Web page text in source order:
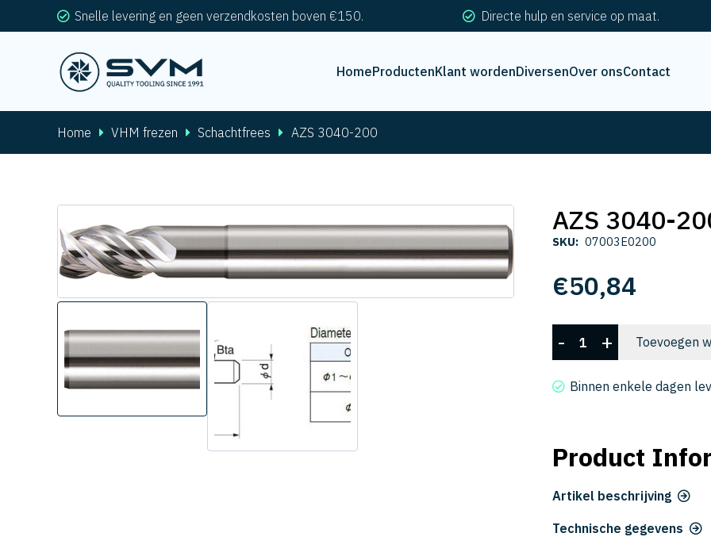
Snelle levering en geen verzendkosten boven €150. Directe hulp en service op maat.
HomeProductenKlant wordenDiversenOver onsContact
Home VHM frezen Schachtfrees AZS 3040-200
AZS 3040-
SKU: 07003E0200
€50,84
3040-
200
- + Toevoegen
Binnen enkele dagen
Product
Artikel beschrijving
Technische gegevens